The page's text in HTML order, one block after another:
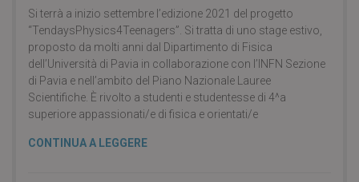
Si terrà a inizio settembre l’edizione 2021 del progetto
“TendaysPhysics4Teenagers”. Si tratta di uno stage estivo,
proposto da molti anni dal Dipartimento di Fisica
dell’Università di Pavia in collaborazione con l’INFN Sezione
di Pavia e nell’ambito del Piano Nazionale Lauree
Scientifiche. È rivolto a studenti e studentesse di 4^a
superiore appassionati/e di fisica e orientati/e
CONTINUA A LEGGERE